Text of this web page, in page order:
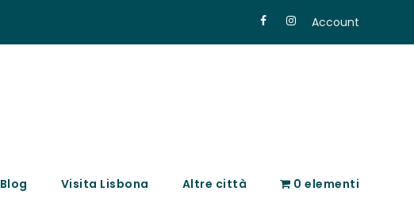
Account
Blog Visita Lisbona Altre città 0 elementi